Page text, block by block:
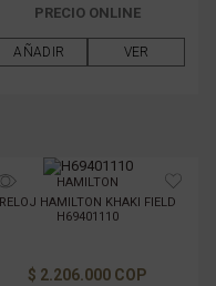
PRECIO ONLINE
AÑADIR VER
HAMILTON
RELOJ HAMILTON KHAKI FIELD
H69401110
$ 2.206.000 COP